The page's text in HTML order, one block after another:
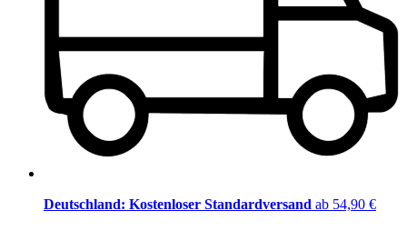
Deutschland: Kostenloser Standardversand ab 54,90 €